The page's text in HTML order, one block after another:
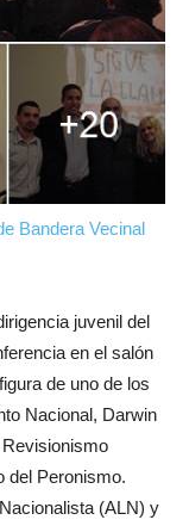
Bandera Vecinal
juvenil del
en el salón
de uno de los
Nacional, Darwin
del Peronismo.
(ALN) y